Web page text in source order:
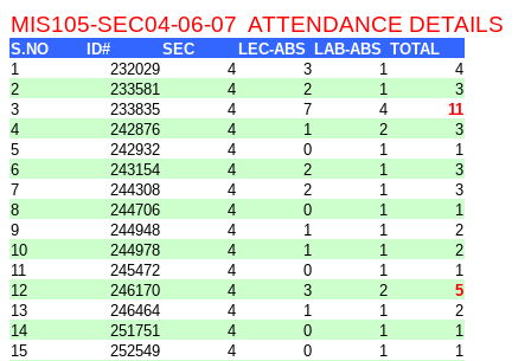
MIS105-SEC04-06-07 ATTENDANCE DETAILS
S.NO ID# SEC LEC-ABS LAB-ABS TOTAL
1
232029 4 3 1
4
2
233581 4 2 1
3
3
233835 4 7 4
11
4
242876 4 1 2
3
5
242932 4 0 1
1
6
243154 4 2 1
3
7
244308 4 2 1
3
8
244706 4 0 1
1
9
244948 4 1 1
2
10
244978 4 1 1
2
11
245472 4 0 1
1
12
246170 4 3 2
5
13
246464 4 1 1
2
14
251751 4 0 1
1
15
252549 4 0 1
1